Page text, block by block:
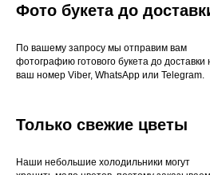
Фото букета до
По вашему запросу мы отправим вам
фотографию готового букета до доставки
ваш номер Viber, WhatsApp или Telegram.
Только свежие цветы
Наши небольшие холодильники могут